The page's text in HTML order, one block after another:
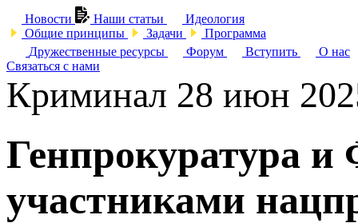
Новости Наши статьи
Идеология
Общие принципы
Задачи
Программа
Дружественные ресурсы
Форум Вступить
О нас
Связаться с нами
Криминал 28 июн
Генпрокуратура
участниками